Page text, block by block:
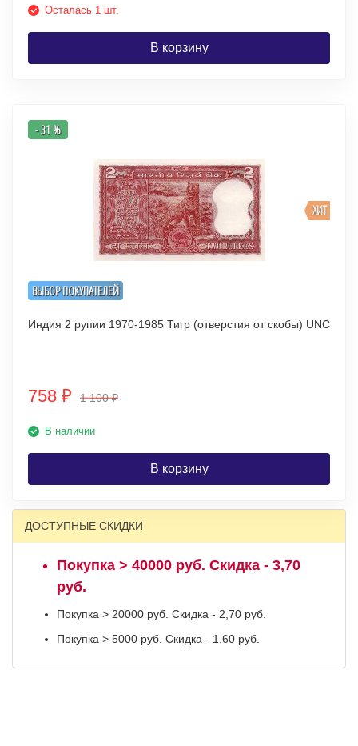
Осталась 1 шт.
В корзину
ВЫБОР ПОКУПАТЕЛЕЙ
ХИТ
- 31 %
Индия 2 рупии 1970-1985 Тигр (отверстия от скобы) UNC
758 ₽ 1 100₽
В наличии
В корзину
ДОСТУПНЫЕ СКИДКИ
Покупка > 40000 руб. Скидка - 3,70
руб.
Покупка > 20000 руб. Скидка - 2,70 руб.
Покупка > 5000 руб. Скидка - 1,60 руб.